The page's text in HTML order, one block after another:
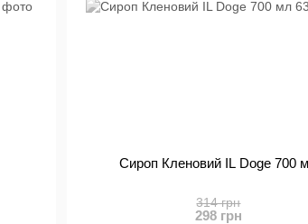
Сироп Кленовий IL Doge 700
314 грн
298 грн